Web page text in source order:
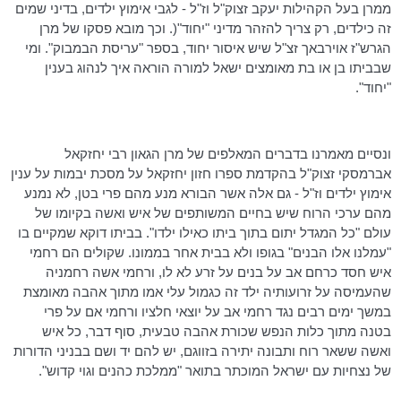
ממרן בעל הקהילות יעקב זצוק"ל וז"ל - לגבי אימוץ ילדים, בדיני שמים
זה כילדים, רק צריך להזהר מדיני "יחוד"(. וכך מובא פסקו של מרן
הגרש"ז אוירבאך זצ"ל שיש איסור יחוד, בספר "עריסת הבמבוק". ומי
שבביתו בן או בת מאומצים ישאל למורה הוראה איך לנהוג בענין
"יחוד".
ונסיים מאמרנו בדברים המאלפים של מרן הגאון רבי יחזקאל
אברמסקי זצוק"ל בהקדמת ספרו חזון יחזקאל על מסכת יבמות על ענין
אימוץ ילדים וז"ל - גם אלה אשר הבורא מנע מהם פרי בטן, לא נמנע
מהם ערכי הרוח שיש בחיים המשותפים של איש ואשה בקיומו של
עולם "כל המגדל יתום בתוך ביתו כאילו ילדו". בביתו דוקא שמקיים בו
"עמלנו אלו הבנים" בגופו ולא בבית אחר בממונו. שקולים הם רחמי
איש חסד כרחם אב על בנים על זרע לא לו, ורחמי אשה רחמניה
שהעמיסה על זרועותיה ילד זה כגמול עלי אמו מתוך אהבה מאומצת
במשך ימים רבים נגד רחמי אב על יוצאי חלציו ורחמי אם על פרי
בטנה מתוך כלות הנפש שכורת אהבה טבעית, סוף דבר, כל איש
ואשה ששאר רוח ותבונה יתירה בזווגם, יש להם יד ושם בבניני הדורות
של נצחיות עם ישראל המוכתר בתואר "ממלכת כהנים וגוי קדוש".